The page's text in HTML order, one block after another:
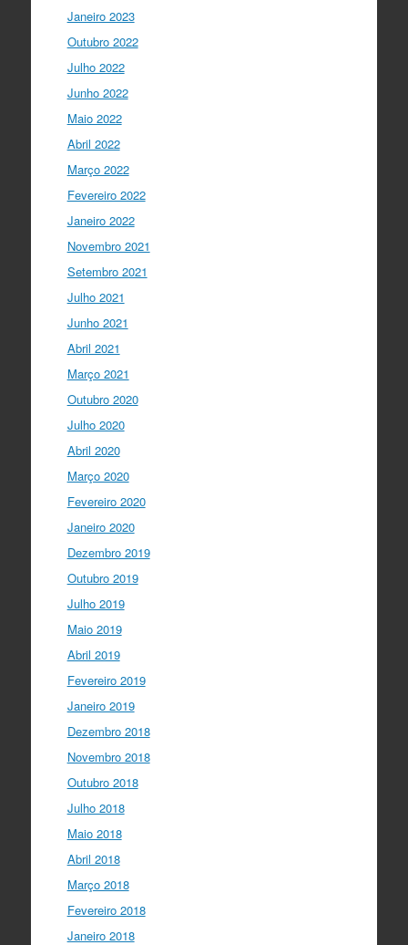
Acompanhe li…
twitter.com/i/web/status/1…
I Gulbenkian Ciência
@EMBO
@ERC_Research
@IGCiencia
Janeiro 2023
Outubro 2022
Julho 2022
Junho 2022
Maio 2022
Abril 2022
Março 2022
Fevereiro 2022
Janeiro 2022
Novembro 2021
Setembro 2021
Julho 2021
Junho 2021
Abril 2021
Março 2021
Outubro 2020
Julho 2020
Abril 2020
Março 2020
Fevereiro 2020
Janeiro 2020
Dezembro 2019
Outubro 2019
Julho 2019
Maio 2019
Abril 2019
Fevereiro 2019
Janeiro 2019
Dezembro 2018
Novembro 2018
Outubro 2018
Julho 2018
Maio 2018
Abril 2018
Março 2018
Fevereiro 2018
Janeiro 2018